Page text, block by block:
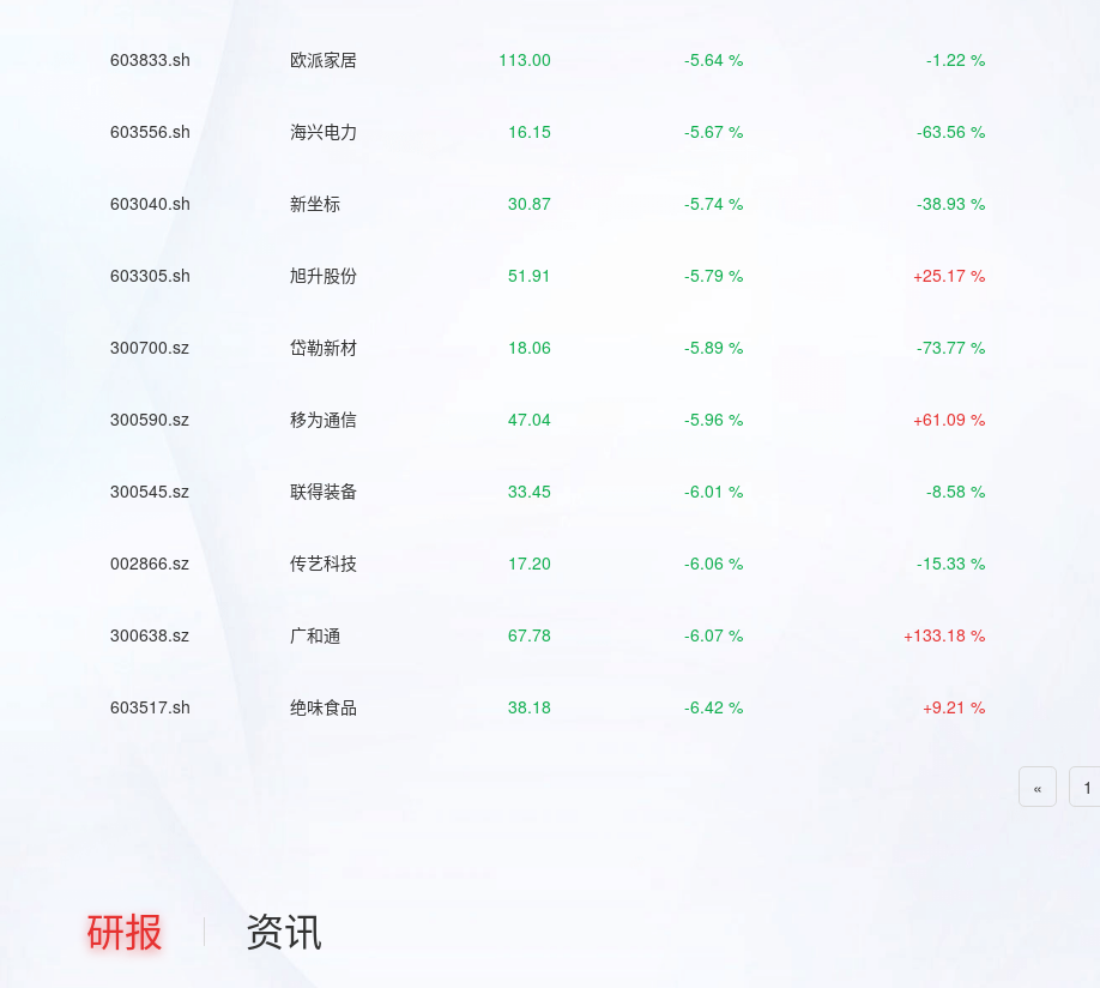
603833.sh 欧派家居 113.00 -5.64 % -1.22 %
603556.sh 海兴电力 16.15 -5.67 % -63.56 %
603040.sh 新坐标 30.87 -5.74 % -38.93 %
603305.sh 旭升股份 51.91 -5.79 % +25.17 %
300700.sz 岱勒新材 18.06 -5.89 % -73.77 %
300590.sz 移为通信 47.04 -5.96 % +61.09 %
300545.sz 联得装备 33.45 -6.01 % -8.58 %
002866.sz 传艺科技 17.20 -6.06 % -15.33 %
300638.sz 广和通 67.78 -6.07 % +133.18 %
603517.sh 绝味食品 38.18 -6.42 % +9.21 %
« 1
研报 资讯